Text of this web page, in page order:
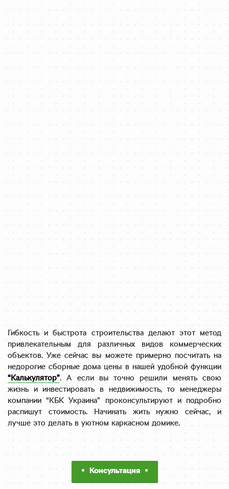
Гибкость и быстрота строительства делают этот метод
привлекательным для различных видов коммерческих
объектов. Уже сейчас вы можете примерно посчитать на
недорогие сборные дома цены в нашей удобной функции
“Калькулятор”. А если вы точно решили менять свою
жизнь и инвестировать в недвижимость, то менеджеры
компании “КБК Украина” проконсультируют и подробно
распишут стоимость. Начинать жить нужно сейчас, и
лучше это делать в уютном каркасном домике.
Консультация